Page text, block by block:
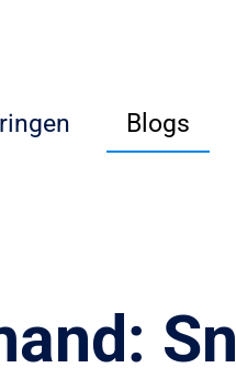
Blogs